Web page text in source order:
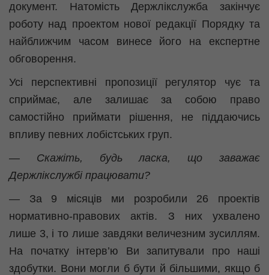
документ. Натомість Держлікслужба закінчує
роботу над проектом нової редакції Порядку та
найближчим часом винесе його на експертне
обговорення.
Усі перспективні пропозиції регулятор чує та
сприймає, але залишає за собою право
самостійно приймати рішення, не піддаючись
впливу певних лобістських груп.
— Скажіть, будь ласка, що заважає
Держлікслужбіпрацювати?
— За 9 місяців ми розробили 26 проектів
нормативно-правових актів. З них ухвалено
лише 3, і то лише завдяки величезним зусиллям.
На початку інтерв’ю Ви запитували про наші
здобутки. Вони могли б бути й більшими, якщо б